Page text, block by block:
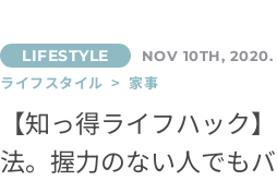
NOV 10TH, 2020.
ライフスタイル > 家事
【知っ得ライフハック
法。握力のない人でもバ